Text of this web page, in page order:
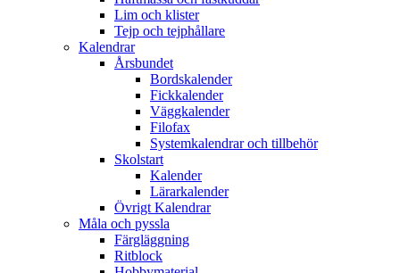
Lim och klister
Tejp och tejphållare
Kalendrar
Årsbundet
Bordskalender
Fickkalender
Väggkalender
Filofax
Systemkalendrar och tillbehör
Skolstart
Kalender
Lärarkalender
Övrigt Kalendrar
Måla och pyssla
Färgläggning
Ritblock